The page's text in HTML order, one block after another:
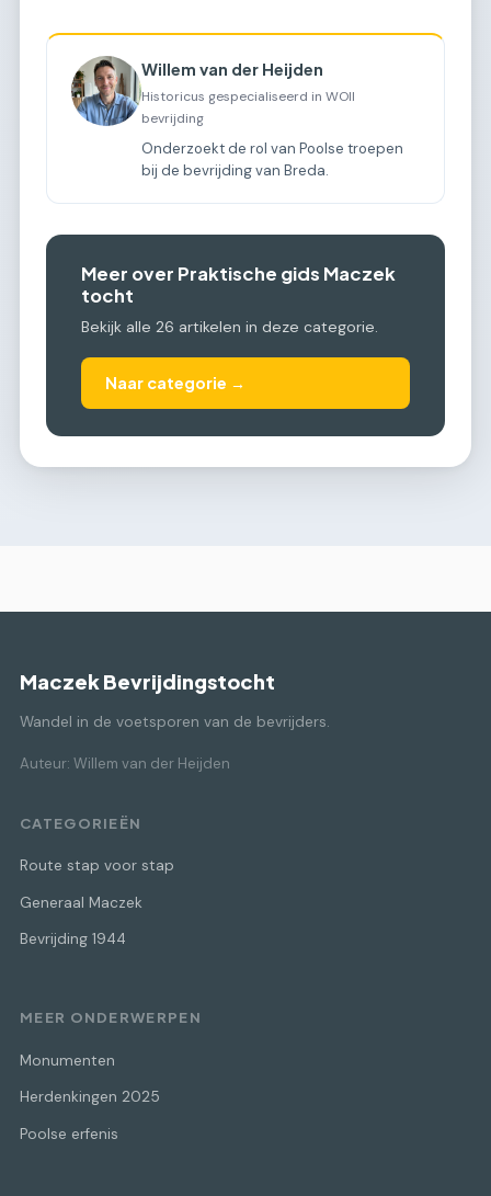
Willem van der Heijden
Historicus gespecialiseerd in WOII
bevrijding
Onderzoekt de rol van Poolse troepen
bij de bevrijding van Breda.
Meer over Praktische gids Maczek
tocht
Bekijk alle 26 artikelen in deze categorie.
Naar categorie →
Maczek Bevrijdingstocht
Wandel in de voetsporen van de bevrijders.
Auteur: Willem van der Heijden
CATEGORIEËN
Route stap voor stap
Generaal Maczek
Bevrijding 1944
MEER ONDERWERPEN
Monumenten
Herdenkingen 2025
Poolse erfenis